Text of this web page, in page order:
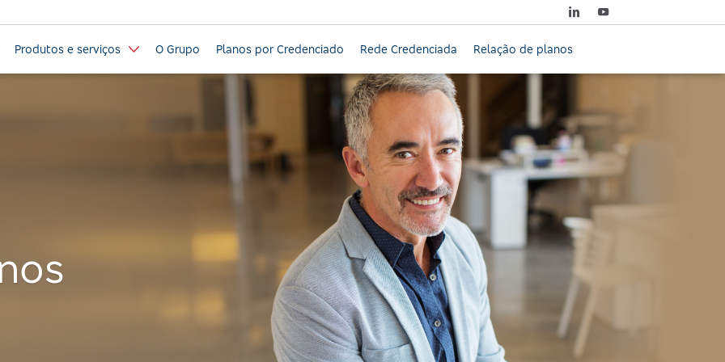
Produtos e serviços O Grupo Planos por Credenciado Rede Credenciada Relação de planos